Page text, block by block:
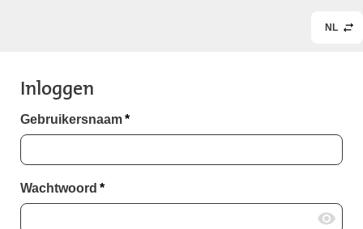
NL
Inloggen
Gebruikersnaam*
Wachtwoord *